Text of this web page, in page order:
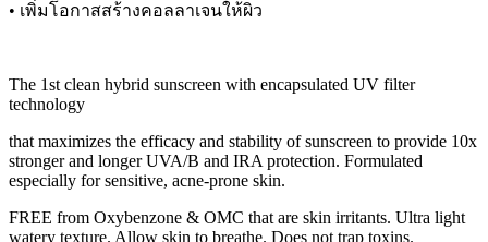
• เพิ่มโอกาสสร้างคอลลาเจนให้ผิว
The 1st clean hybrid sunscreen with encapsulated UV filter
technology
that maximizes the efficacy and stability of sunscreen to provide 10x
stronger and longer UVA/B and IRA protection. Formulated
especially for sensitive, acne-prone skin.
FREE from Oxybenzone & OMC that are skin irritants. Ultra light
watery texture. Allow skin to breathe. Does not trap toxins.